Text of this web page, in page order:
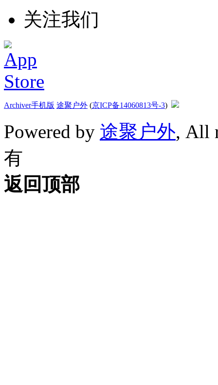
关注我们
Archiver手机版 途聚户外 (京ICP备14060813号-3)
Powered by 途聚户外, All
有
返回顶部